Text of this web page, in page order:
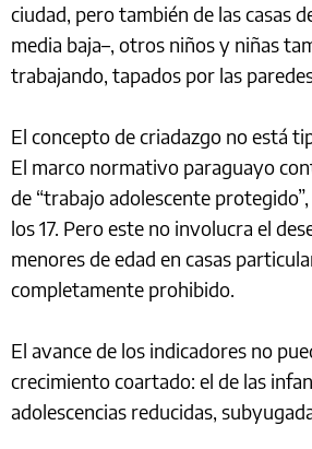
ciudad, pero también de las casas
media baja–, otros niños y niñas
trabajando, tapados por las
El concepto de criadazgo no está
El marco normativo paraguayo
de “trabajo adolescente
los 17. Pero este no involucra el
menores de edad en casas
completamente prohibido.
El avance de los indicadores no
crecimiento coartado: el de las
adolescencias reducidas,